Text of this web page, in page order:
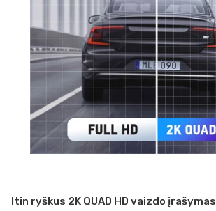
Itin ryškus 2K QUAD HD vaizdo įrašymas